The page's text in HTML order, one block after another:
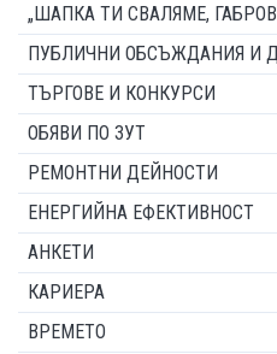
„ШАПКА ТИ СВАЛЯМЕ,
ПУБЛИЧНИ ОБСЪЖДАНИЯ И
ТЪРГОВЕ И КОНКУРСИ
ОБЯВИ ПО ЗУТ
РЕМОНТНИ ДЕЙНОСТИ
ЕНЕРГИЙНА ЕФЕКТИВНОСТ
АНКЕТИ
КАРИЕРА
ВРЕМЕТО